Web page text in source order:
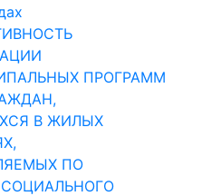
ПРОГРАММ
В ЖИЛЫХ
ПО